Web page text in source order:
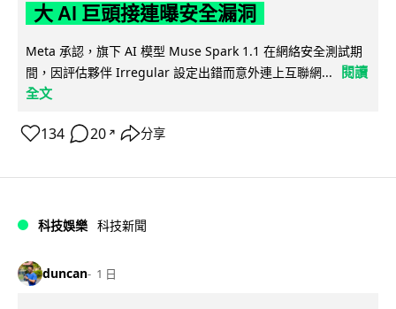
大 AI 巨頭接連曝安全漏洞
Meta 承認，旗下 AI 模型 Muse Spark 1.1 在網絡安全測試期
間，因評估夥伴 Irregular 設定出錯而意外連上互聯網...
閱讀
全文
134 20 ↗ 分享
科技娛樂 科技新聞
duncan 1 日